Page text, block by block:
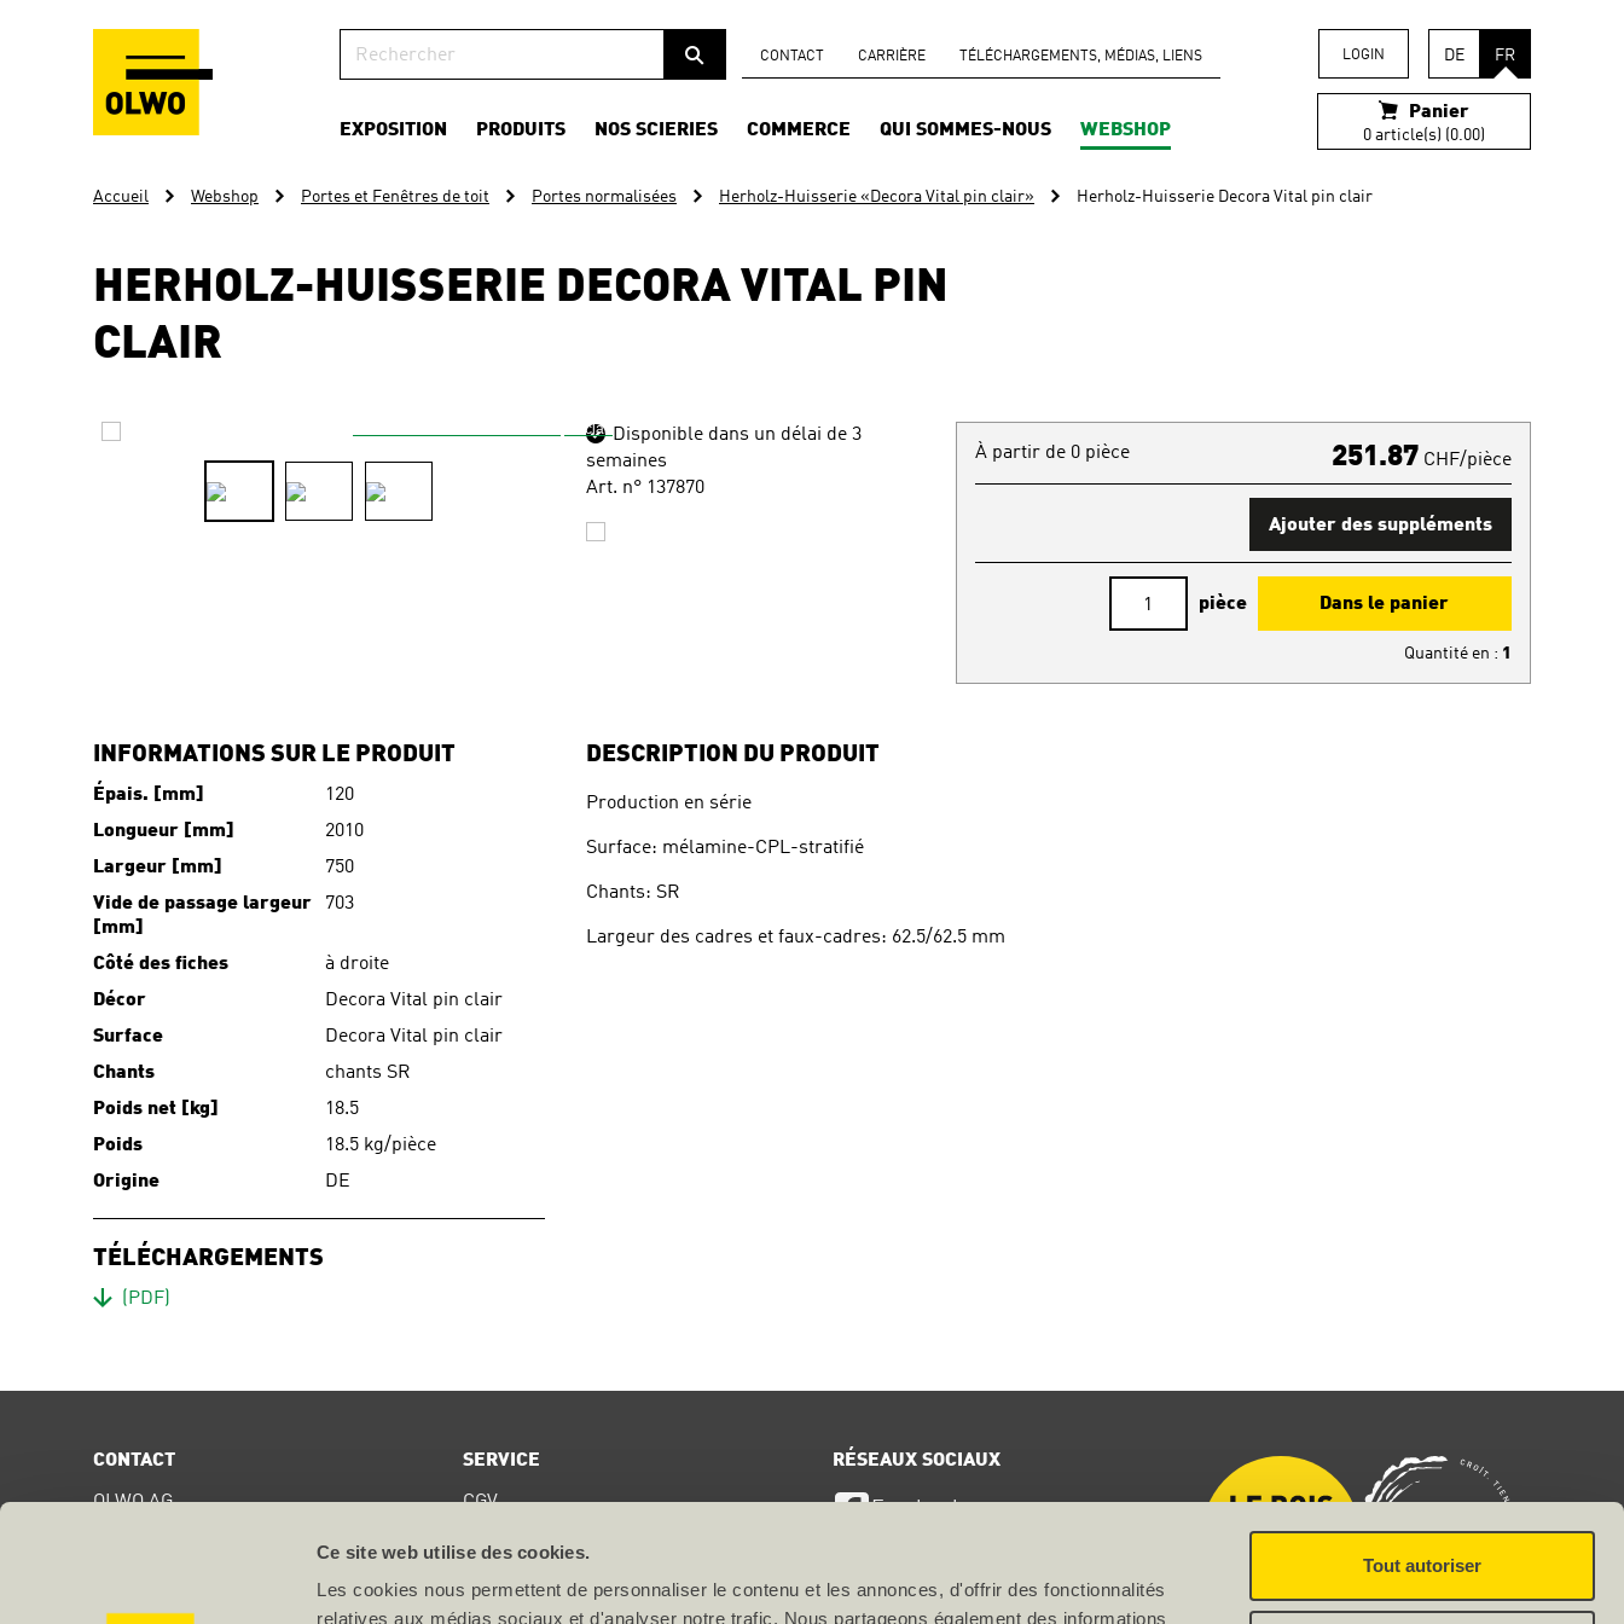
Ce site web utilise des cookies.
Les cookies nous permettent de personnaliser le contenu et les annonces, d'offrir des fonctionnalités
relatives aux médias sociaux et d'analyser notre trafic. Nous partageons également des informations
Tout autoriser
CONTACT CARRIÈRE TÉLÉCHARGEMENTS, MÉDIAS, LIENS DE FR
LOGIN
Panier
0 article(s) (0.00)
EXPOSITION PRODUITS NOS SCIERIES COMMERCE QUI SOMMES-NOUS WEBSHOP
Accueil Webshop Portes et Fenêtres de toit Portes normalisées Herholz-Huisserie «Decora Vital pin clair» Herholz-Huisserie Decora Vital pin clair
HERHOLZ-HUISSERIE DECORA VITAL PIN
CLAIR
Disponible dans un délai de 3
semaines
Art. n° 137870
À partir de 0 pièce 251.87 CHF/pièce
Ajouter des suppléments
pièce Dans le panier
Quantité en : 1
INFORMATIONS SUR LE PRODUIT
Épais. [mm]
120
Longueur [mm]
2010
Largeur [mm]
750
Vide de passage largeur
[mm]
703
Côté des fiches
à droite
Décor
Decora Vital pin clair
Surface
Decora Vital pin clair
Chants
chants SR
Poids net [kg]
18.5
Poids
18.5 kg/pièce
Origine
DE
TÉLÉCHARGEMENTS
Download
(PDF)
DESCRIPTION DU PRODUIT
Production en série
Surface: mélamine-CPL-stratifié
Chants: SR
Largeur des cadres et faux-cadres: 62.5/62.5 mm
CONTACT
OLWO AG
SERVICE
CGV
Digital Service
Certificats
RÉSEAUX SOCIAUX
Facebook